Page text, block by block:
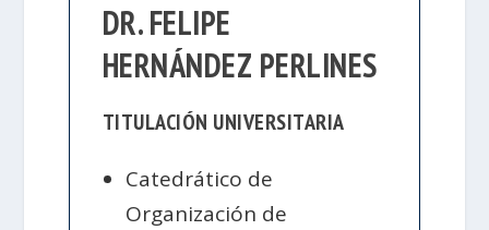
DR. FELIPE
HERNÁNDEZ PERLINES
TITULACIÓN UNIVERSITARIA
Catedrático de
Organización de